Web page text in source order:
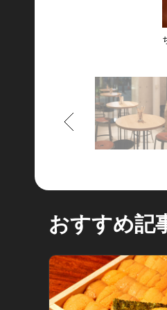
もどる
おすすめ記